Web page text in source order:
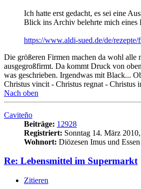
Ich hatte erst gedacht, es sei eine
Blick ins Archiv belehrte mich eines
https://www.aldi-sued.de/de/
Die größeren Firmen machen da wohl alle
ausgegroßfirmt. Da kommt Druck von
was geschrieben. Irgendwas mit Black...
Christus vincit - Christus regnat - Christus
Nach oben
Caviteño
Beiträge: 12928
Registriert: Sonntag 14. März
Wohnort: Diözesen Imus und Essen
Re: Lebensmittel im Supermarkt
Zitieren